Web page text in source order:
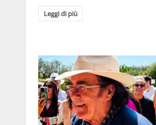
Leggi di più